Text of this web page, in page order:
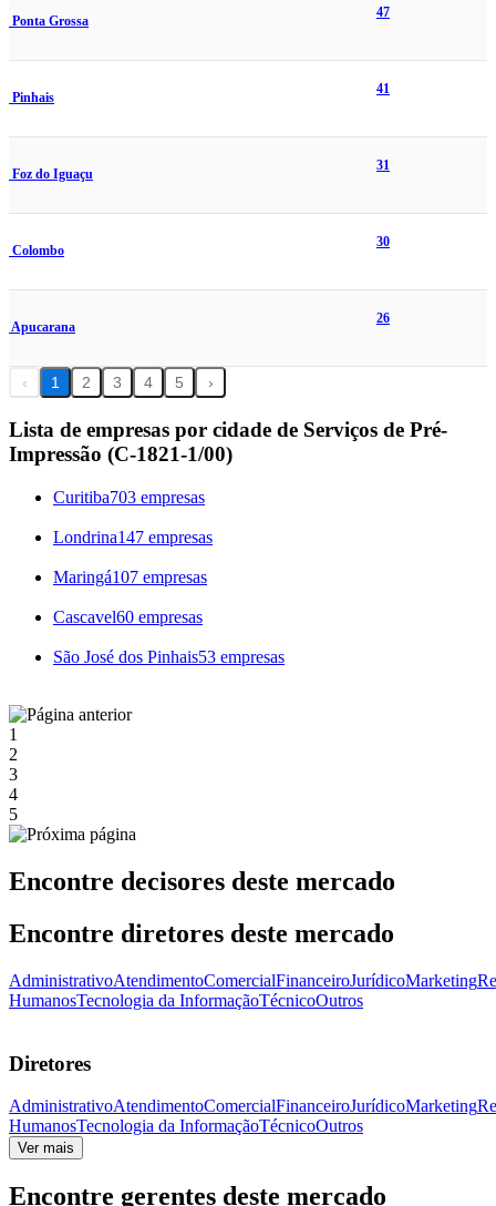
Ponta Grossa
47
Pinhais
41
Foz do Iguaçu
31
Colombo
30
Apucarana
26
‹ 1 2 3 4 5 ›
Lista de empresas por cidade de Serviços de Pré-
Impressão (C-1821-1/00)
Curitiba703 empresas
Londrina147 empresas
Maringá107 empresas
Cascavel60 empresas
São José dos Pinhais53 empresas
1
2
3
4
5
Encontre decisores deste mercado
Encontre diretores deste mercado
AdministrativoAtendimentoComercialFinanceiroJurídicoMarketing
HumanosTecnologia da InformaçãoTécnicoOutros
Diretores
AdministrativoAtendimentoComercialFinanceiroJurídicoMarketing
HumanosTecnologia da InformaçãoTécnicoOutros
Ver mais
Encontre gerentes deste mercado